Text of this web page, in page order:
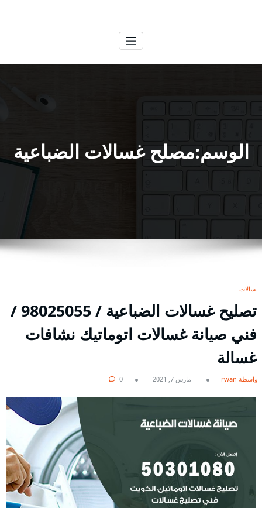
الوسم:مصلح غسالات الضباعية
غسالات
تصليح غسالات الضباعية / 98025055 /
فني صيانة غسالات اتوماتيك نشافات
غسالة
بواسطة rwan مارس 7, 2021 0